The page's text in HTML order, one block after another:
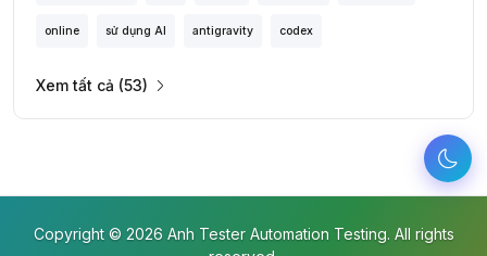
online sử dụng AI antigravity codex
Xem tất cả (53)
Copyright © 2026 Anh Tester Automation Testing. All rights